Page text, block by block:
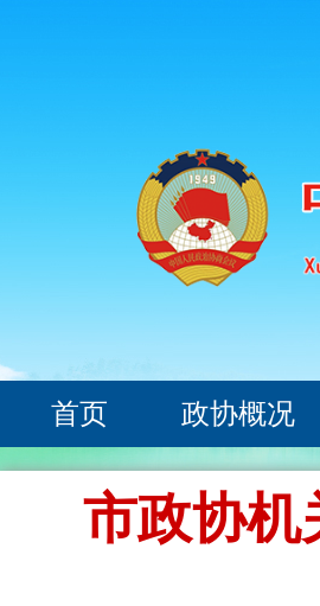
首页 政协概况
市政协机